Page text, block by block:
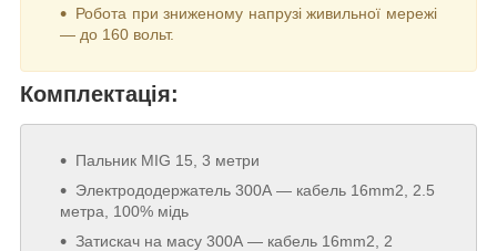
Робота при зниженому напрузі живильної мережі
— до 160 вольт.
Комплектація:
Пальник MIG 15, 3 метри
Электрододержатель 300А — кабель 16mm2, 2.5
метра, 100% мідь
Затискач на масу 300А — кабель 16mm2, 2